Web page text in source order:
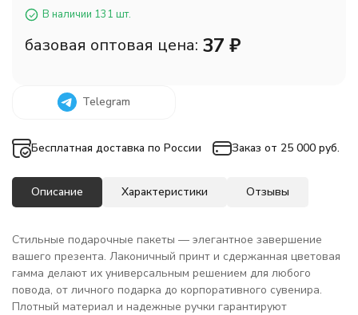
В наличии 131 шт.
базовая оптовая цена: 37 ₽
Telegram
Бесплатная доставка по России Заказ от 25 000 руб.
Описание Характеристики Отзывы
Стильные подарочные пакеты — элегантное завершение
вашего презента. Лаконичный принт и сдержанная цветовая
гамма делают их универсальным решением для любого
повода, от личного подарка до корпоративного сувенира.
Плотный материал и надежные ручки гарантируют